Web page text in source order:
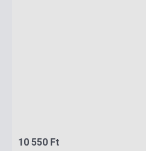
10 550 Ft